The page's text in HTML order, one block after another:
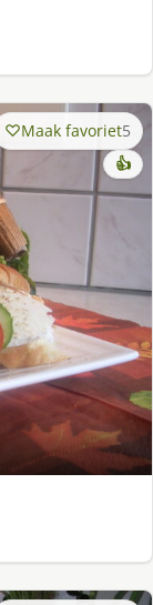
Maak favoriet5
👍